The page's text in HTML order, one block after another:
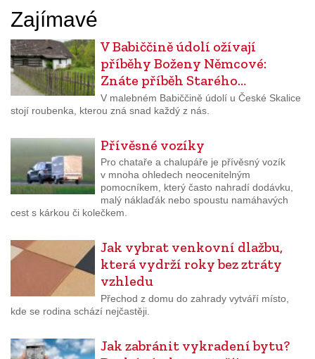
Zajímavé
V Babiččině údolí ožívají
příběhy Boženy Němcové:
Znáte příběh Starého…
V malebném Babiččině údolí u České Skalice
stojí roubenka, kterou zná snad každý z nás.
Přívěsné vozíky
Pro chataře a chalupáře je přívěsný vozík
v mnoha ohledech neocenitelným
pomocníkem, který často nahradí dodávku,
malý náklaďák nebo spoustu namáhavých
cest s kárkou či kolečkem.
Jak vybrat venkovní dlažbu,
která vydrží roky bez ztráty
vzhledu
Přechod z domu do zahrady vytváří místo,
kde se rodina schází nejčastěji.
Jak zabránit vykradení bytu?